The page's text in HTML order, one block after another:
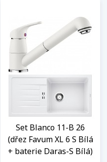
Set Blanco 11-B 26
(dřez Favum XL 6 S Bílá
+ baterie Daras-S Bílá)